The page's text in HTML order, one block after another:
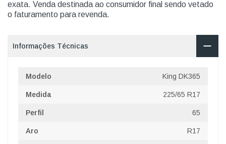
exata. Venda destinada ao consumidor final sendo vetado
o faturamento para revenda.
Informações Técnicas
Modelo King DK365
Medida 225/65 R17
Perfil 65
Aro R17